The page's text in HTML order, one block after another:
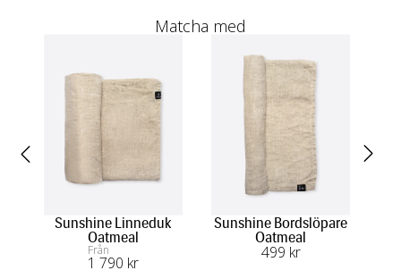
Matcha med
Sunshine Linneduk
Oatmeal
Från
1 790 kr
Sunshine Bordslöpare
Oatmeal
499 kr